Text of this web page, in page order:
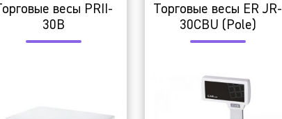
Торговые весы PRII-
30B
Торговые весы ER JR-
30CBU (Pole)